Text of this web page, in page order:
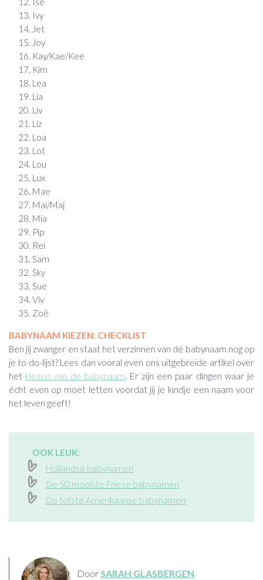
Ivy
Jet
Joy
Kay/Kae/Kee
Kim
Lea
Lia
Liv
Liz
Loa
Lot
Lou
Lux
Mae
Mai/Maj
Mia
Pip
Rei
Sam
Sky
Sue
Viv
Zoë
BABYNAAM KIEZEN: CHECKLIST
Ben jij zwanger en staat het verzinnen van dé babynaam nog op
je to do-lijst? Lees dan vooral even ons uitgebreide artikel over
het kiezen van de babynaam. Er zijn een paar dingen waar je
écht even op moet letten voordat jij je kindje een naam voor
het leven geeft!
OOK LEUK:
Hollandse babynamen
De 50 mooiste Friese babynamen
De tofste Amerikaanse babynamen
DoorSARAH GLASBERGEN